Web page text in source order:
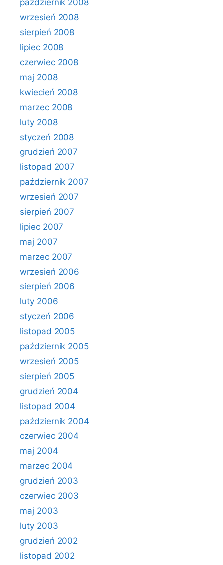
październik 2008
wrzesień 2008
sierpień 2008
lipiec 2008
czerwiec 2008
maj 2008
kwiecień 2008
marzec 2008
luty 2008
styczeń 2008
grudzień 2007
listopad 2007
październik 2007
wrzesień 2007
sierpień 2007
lipiec 2007
maj 2007
marzec 2007
wrzesień 2006
sierpień 2006
luty 2006
styczeń 2006
listopad 2005
październik 2005
wrzesień 2005
sierpień 2005
grudzień 2004
listopad 2004
październik 2004
czerwiec 2004
maj 2004
marzec 2004
grudzień 2003
czerwiec 2003
maj 2003
luty 2003
grudzień 2002
listopad 2002